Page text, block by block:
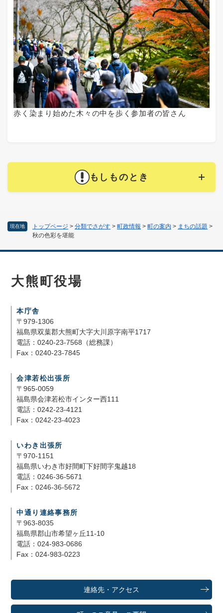
現在地 トップページ > 分類でさがす > 町政情報 > 町の案内 > まちの話題 >
秋の色彩を堪能
赤く染まり始めた木々の中を歩く参加者の皆さん
もしものとき
大熊町役場
本庁舎
〒979-1306
福島県双葉郡大熊町大字大川原字南平1717
電話：0240-23-7568（総務課）
Fax：0240-23-7845
会津若松出張所
〒965-0059
福島県会津若松市インター西111
電話：0242-23-4121
Fax：0242-23-4023
いわき出張所
〒970-1151
福島県いわき市好間町下好間字鬼越18
電話：0246-36-5671
Fax：0246-36-5672
中通り連絡事務所
〒963-8035
福島県郡山市希望ヶ丘11-10
電話：024-983-0686
Fax：024-983-0223
連絡先・アクセス